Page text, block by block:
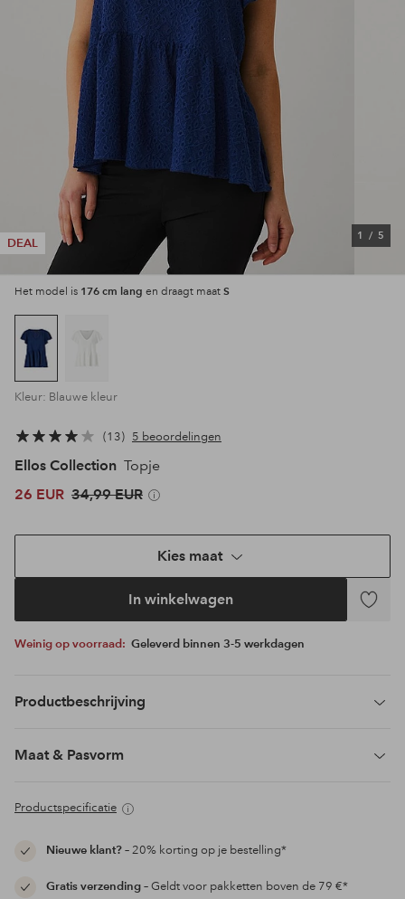
DEAL
1 / 5
Het model is 176 cm lang en draagt maat S
Kleur: Blauwe kleur
13 5 beoordelingen
Ellos Collection Topje
26 EUR 34,99 EUR
Kies maat
In winkelwagen
Weinig op voorraad: Geleverd binnen 3-5 werkdagen
Productbeschrijving
Maat & Pasvorm
Productspecificatie
Nieuwe klant?– 20% korting op je bestelling*
Gratis verzending– Geldt voor pakketten boven de 79 €*